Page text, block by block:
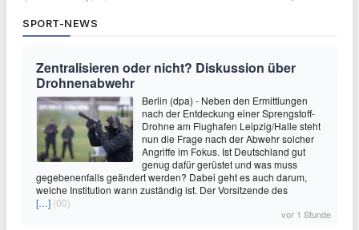
SPORT-NEWS
Zentralisieren oder nicht? Diskussion über
Drohnenabwehr
Berlin (dpa) - Neben den Ermittlungen
nach der Entdeckung einer Sprengstoff-
Drohne am Flughafen Leipzig/Halle steht
nun die Frage nach der Abwehr solcher
Angriffe im Fokus. Ist Deutschland gut
genug dafür gerüstet und was muss
gegebenenfalls geändert werden? Dabei geht es auch darum,
welche Institution wann zuständig ist. Der Vorsitzende des
[…] (00)
vor 1 Stunde